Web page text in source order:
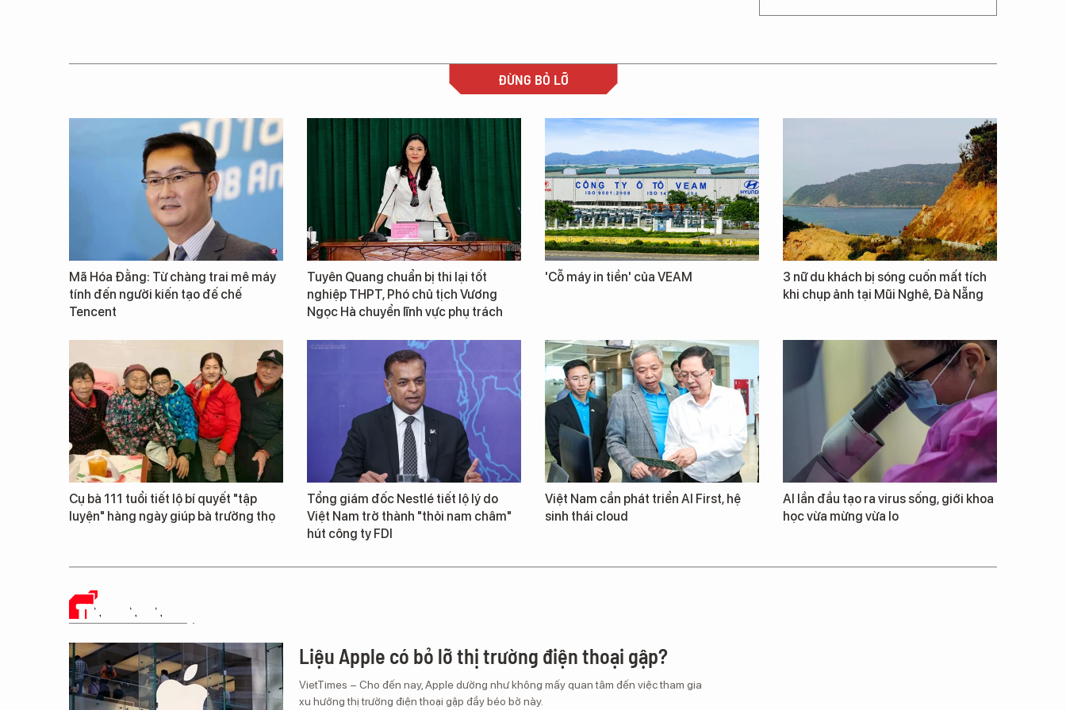
ĐỪNG BỎ LỠ
Mã Hóa Đằng: Từ chàng trai mê máy
tính đến người kiến tạo đế chế
Tencent
Tuyên Quang chuẩn bị thi lại tốt
nghiệp THPT, Phó chủ tịch Vương
Ngọc Hà chuyển lĩnh vực phụ trách
'Cỗ máy in tiền' của VEAM
3 nữ du khách bị sóng cuốn mất tích
khi chụp ảnh tại Mũi Nghê, Đà Nẵng
Cụ bà 111 tuổi tiết lộ bí quyết "tập
luyện" hàng ngày giúp bà trường thọ
Tổng giám đốc Nestlé tiết lộ lý do
Việt Nam trở thành "thỏi nam châm"
hút công ty FDI
Việt Nam cần phát triển AI First, hệ
sinh thái cloud
AI lần đầu tạo ra virus sống, giới khoa
học vừa mừng vừa lo
TIN CÔNG NGHỆ
Liệu Apple có bỏ lỡ thị trường điện thoại gập?
VietTimes – Cho đến nay, Apple dường như không mấy quan tâm đến việc tham gia
xu hướng thị trường điện thoại gập đầy béo bở này.